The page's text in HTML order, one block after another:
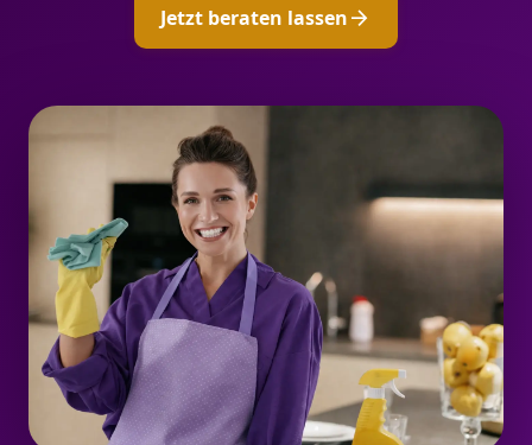
Jetzt beraten lassenarrow_forward